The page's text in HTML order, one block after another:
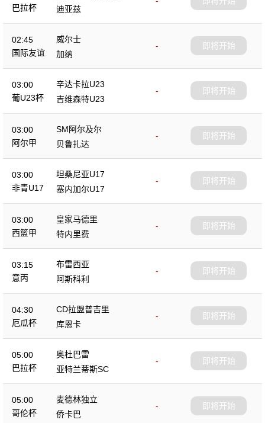
巴拉杯
迪亚兹
02:45
国际友谊
威尔士
-
加纳
即将开始
03:00
葡U23杯
辛达卡拉U23
-
吉维森特U23
即将开始
03:00
阿尔甲
SM阿尔及尔
-
贝鲁扎达
即将开始
03:00
非青U17
坦桑尼亚U17
-
塞内加尔U17
即将开始
03:00
西篮甲
皇家马德里
-
特内里费
即将开始
03:15
意丙
布雷西亚
-
阿斯科利
即将开始
04:30
厄瓜杯
CD拉盟普吉里
-
库恩卡
即将开始
05:00
巴拉杯
奥杜巴雷
-
亚特兰蒂斯SC
即将开始
05:00
哥伦杯
麦德林独立
-
侨卡巴
即将开始